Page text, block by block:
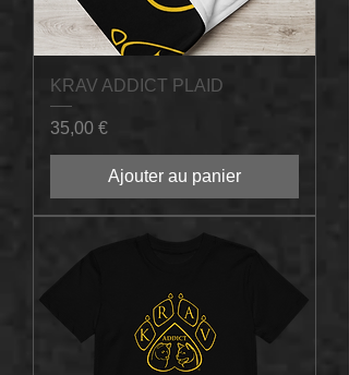
KRAV ADDICT PLAID
Prix
35,00 €
Ajouter au panier